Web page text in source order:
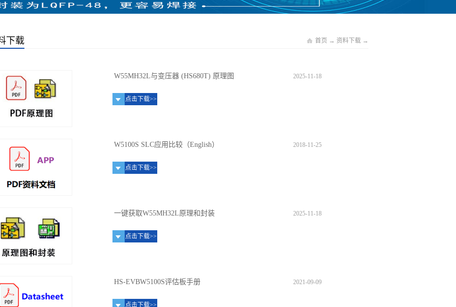
下载 首页 → 资料下载 →
W55MH32L与变压器 (HS680T) 原理图 2025-11-18
点击下载>>
W5100S SLC应用比较（English） 2018-11-25
点击下载>>
一键获取W55MH32L原理和封装 2025-11-18
点击下载>>
HS-EVBW5100S评估板手册 2021-09-09
点击下载>>